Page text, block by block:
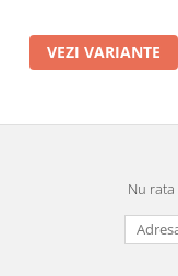
VEZI VARIANTE
Nu